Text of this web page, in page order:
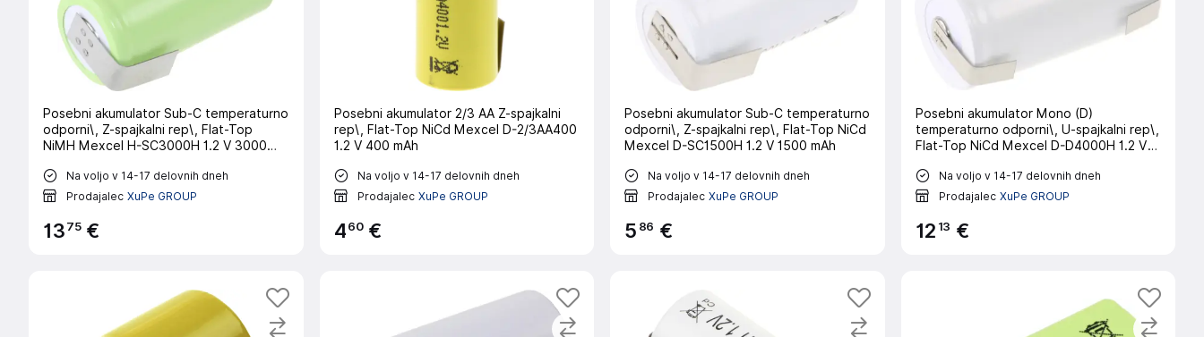
Posebni akumulator Sub-C temperaturno
odporni\, Z-spajkalni rep\, Flat-Top
NiMH Mexcel H-SC3000H 1.2 V 3000
Na voljo v 14-17 delovnih dneh
Prodajalec XuPe GROUP
1375 €
Posebni akumulator 2/3 AA Z-spajkalni
rep\, Flat-Top NiCd Mexcel D-2/3AA400
1.2 V 400 mAh
Na voljo v 14-17 delovnih dneh
Prodajalec XuPe GROUP
460 €
Posebni akumulator Sub-C temperaturno
odporni\, Z-spajkalni rep\, Flat-Top NiCd
Mexcel D-SC1500H 1.2 V 1500 mAh
Na voljo v 14-17 delovnih dneh
Prodajalec XuPe GROUP
5 86 €
Posebni akumulator Mono (D)
temperaturno odporni\, U-spajkalni rep\,
Flat-Top NiCd Mexcel D-D4000H 1.2 V
Na voljo v 14-17 delovnih dneh
Prodajalec XuPe GROUP
12 13 €